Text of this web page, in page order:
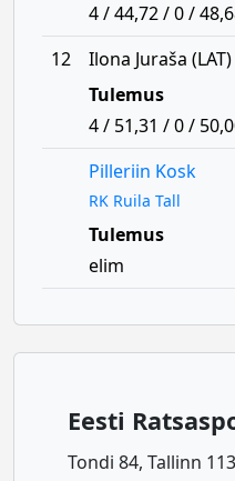
4 / 44,72 / 0 /
12
Ilona Juraša (LAT)
Tulemus
4 / 51,31 / 0 /
Pilleriin Kosk
RK Ruila Tall
Tulemus
elim
Eesti
Tondi 84, Tallinn